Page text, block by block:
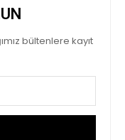
bültenlere kayıt